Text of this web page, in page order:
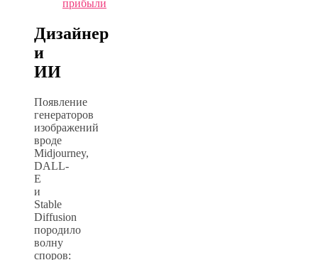
прибыли
Дизайнер
и
ИИ
Появление
генераторов
изображений
вроде
Midjourney,
DALL-
E
и
Stable
Diffusion
породило
волну
споров: